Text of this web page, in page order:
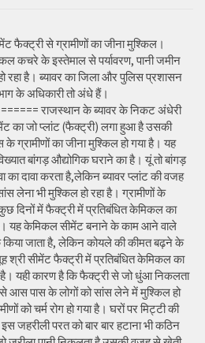
फैक्ट्री से ग्रामीणों का जीना मुश्किल।
कचरे के इस्तेमाल से पर्यावरण, पानी जमीन
रहा है। ब्यावर का जिला और पुलिस प्रशासन
के अधिकारी तो अंधे हैं।
राजस्थान के ब्यावर के निकट अंधेरी
का जो प्लांट (फैक्ट्री) लगा हुआ है उसकी
ग्रामीणों का जीना मुश्किल हो गया है। यह
बांगड़ औद्योगिक घराने का है। यूं तो बांगड़
का दावा करता है,लेकिन ब्यावर प्लांट की वजह
लेना भी मुश्किल हो रहा है। ग्रामीणों के
दिनों में फैक्ट्री में प्रतिबंधित केमिकल का
है। यह केमिकल सीमेंट बनाने के काम आने वाले
किया जाता है, लेकिन कोयले की कीमत बढ़ने के
श्री सीमेंट फैक्ट्री में प्रतिबंधित केमिकल का
यही कारण है कि फैक्ट्री से जो धुंआ निकलता
आस पास के लोगों को सांस लेने में मुश्किल हो
को चर्म रोग हो गया है। घरों पर मिट्टी की
जहरीली परत को बार बार हटाना भी कठिन